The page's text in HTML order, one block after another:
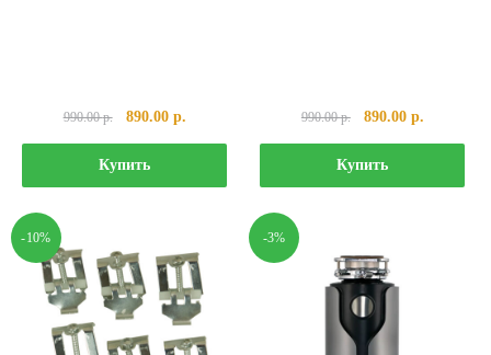
990.00р.
Первоначальная
цена
составляла
990.00 р..
890.00 р.Текущая
цена:
Купить
990.00р.
Первоначальная
цена
составляла
990.00 р..
890.00 р.Текущая
цена:
Купить
-10% -3%